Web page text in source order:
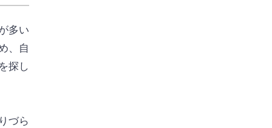
多い
、自
探し
づら